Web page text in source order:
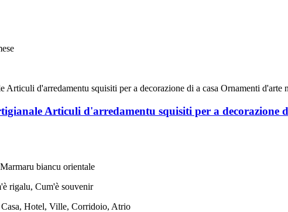
Articuli d'arredamentu squisiti per a decorazione
biancu orientale
rigalu, Cum'è souvenir
Hotel, Ville, Corridoio, Atrio